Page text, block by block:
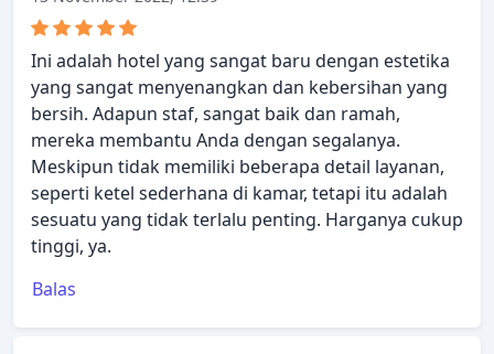
Ini adalah hotel yang sangat baru dengan estetika
yang sangat menyenangkan dan kebersihan yang
bersih. Adapun staf, sangat baik dan ramah,
mereka membantu Anda dengan segalanya.
Meskipun tidak memiliki beberapa detail layanan,
seperti ketel sederhana di kamar, tetapi itu adalah
sesuatu yang tidak terlalu penting. Harganya cukup
tinggi, ya.
Balas